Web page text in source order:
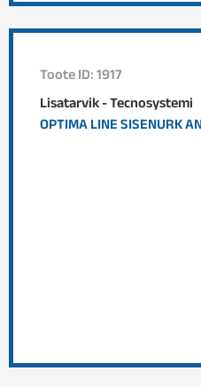
Toote ID: 1917
Lisatarvik - Tecnosystemi
OPTIMA LINE SISENURK